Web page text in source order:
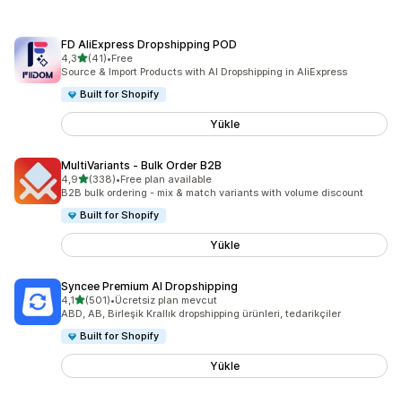
FD AliExpress Dropshipping POD
4,35 yıldız üzerinden
(41)
toplam 41 değerlendirme
•Free
Source & Import Products with AI Dropshipping in AliExpress
Built for Shopify
Yükle
MultiVariants ‑ Bulk Order B2B
4,95 yıldız üzerinden
(338)
toplam 338 değerlendirme
•Free plan available
B2B bulk ordering - mix & match variants with volume discount
Built for Shopify
Yükle
Syncee Premium AI Dropshipping
4,15 yıldız üzerinden
(501)
toplam 501 değerlendirme
•Ücretsiz plan mevcut
ABD, AB, Birleşik Krallık dropshipping ürünleri, tedarikçiler
Built for Shopify
Yükle